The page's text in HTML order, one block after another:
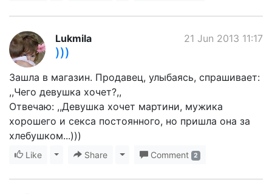
21 Jun 2013 11:17
Lukmila
)))
Зашла в магазин. Продавец, улыбаясь, спрашивает:
,,Чего девушка хочет?,,
Отвечаю: ,,Девушка хочет мартини, мужика
хорошего и секса постоянного, но пришла она за
хлебушком...)))
Like Toggle Dropdown
Share Toggle Dropdown
Comment 2